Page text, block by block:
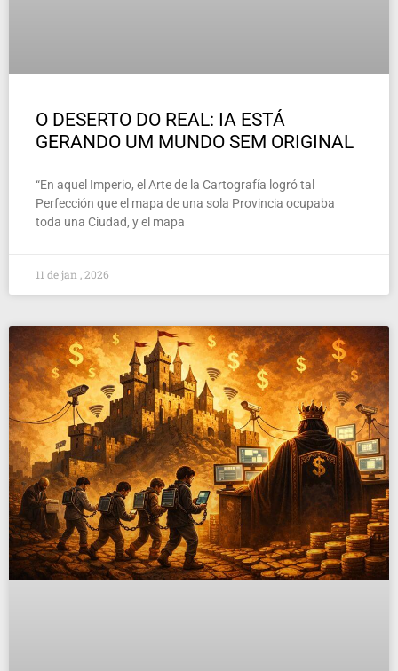
O DESERTO DO REAL: IA ESTÁ
GERANDO UM MUNDO SEM ORIGINAL
“En aquel Imperio, el Arte de la Cartografía logró tal
Perfección que el mapa de una sola Provincia ocupaba
toda una Ciudad, y el mapa
11 de jan , 2026